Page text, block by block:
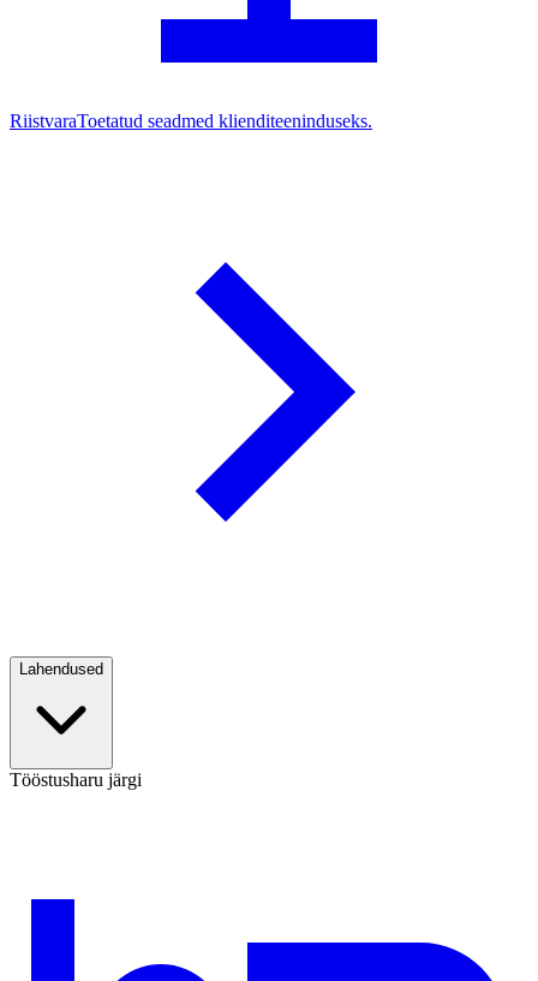
RiistvaraToetatud seadmed klienditeeninduseks.
Lahendused
Tööstusharu järgi